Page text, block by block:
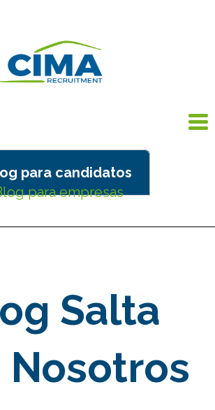
para candidatos
para empresas
Salta
Nosotros